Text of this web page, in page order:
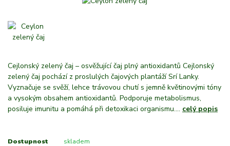
Cejlonský zelený čaj – osvěžující čaj plný antioxidantů Cejlonský
zelený čaj pochází z proslulých čajových plantáží Srí Lanky.
Vyznačuje se svěží, lehce trávovou chutí s jemně květinovými tóny
a vysokým obsahem antioxidantů. Podporuje metabolismus,
posiluje imunitu a pomáhá při detoxikaci organismu.... celý popis
Dostupnost skladem